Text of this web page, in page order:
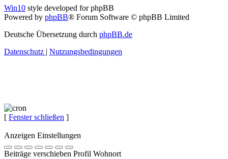
Win10 style developed for phpBB
Powered by phpBB® Forum Software © phpBB Limited
Deutsche Übersetzung durch phpBB.de
Datenschutz | Nutzungsbedingungen
[ Fenster schließen ]
Anzeigen Einstellungen
Beiträge verschieben Profil Wohnort